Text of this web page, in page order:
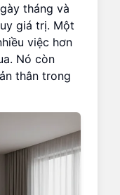
tháng và
giá trị. Một
việc hơn
Nó còn
thân trong